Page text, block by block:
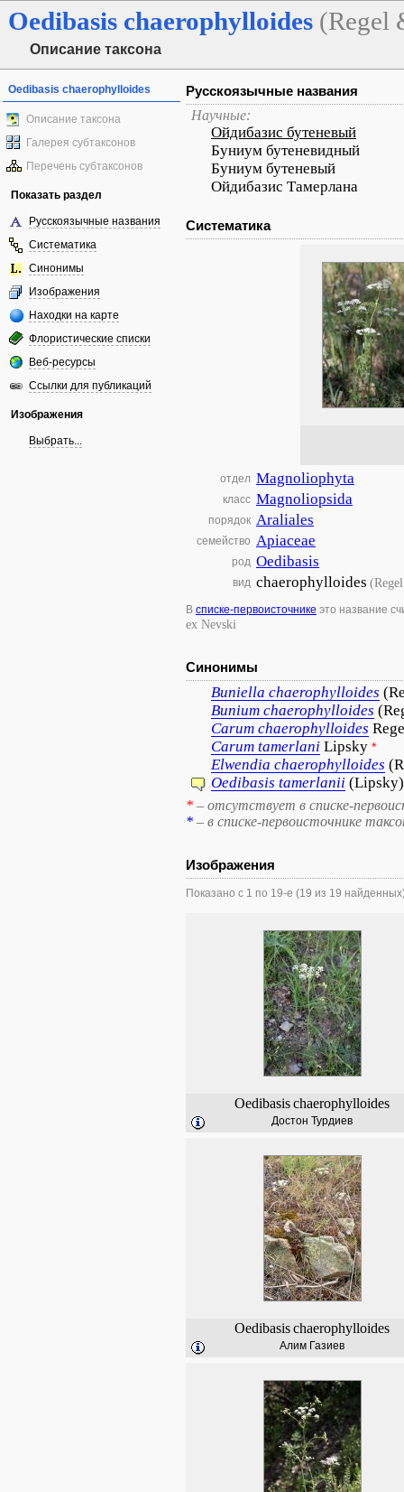
Oedibasis chaerophylloides (Regel
Описание таксона
Oedibasis chaerophylloides
Описание таксона
Галерея субтаксонов
Перечень субтаксонов
Показать раздел
Русскоязычные названия
Систематика
Синонимы
Изображения
Находки на карте
Флористические списки
Веб-ресурсы
Ссылки для публикаций
Изображения
Выбрать...
Русскоязычные названия
Научные:
Ойдибазис бутеневый
Буниум бутеневидный
Буниум бутеневый
Ойдибазис Тамерлана
Систематика
отдел Magnoliophyta
класс Magnoliopsida
порядок Araliales
семейство Apiaceae
род Oedibasis
вид chaerophylloides
В списке-первоисточнике это название
ex Nevski
Синонимы
Buniella chaerophylloides
Bunium chaerophylloides
Carum chaerophylloides
Carum tamerlani Lipsky *
Elwendia chaerophylloides
Oedibasis tamerlanii
* – отсутствует в списке-
* – в списке-первоисточнике
Изображения
Показано с 1 по 19-е (19 из 19
Oedibasischaerophylloides
Достон Турдиев
Oedibasischaerophylloides
Алим Газиев